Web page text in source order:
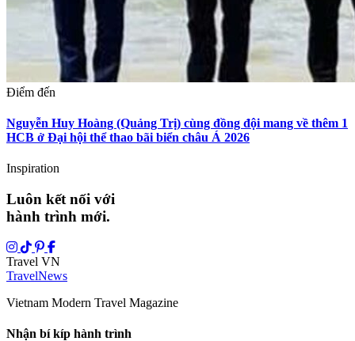
Điểm đến
Nguyễn Huy Hoàng (Quảng Trị) cùng đồng đội mang về thêm 1
HCB ở Đại hội thể thao bãi biển châu Á 2026
Inspiration
Luôn kết nối với
hành trình mới.
Travel VN
TravelNews
Vietnam Modern Travel Magazine
Nhận bí kíp hành trình